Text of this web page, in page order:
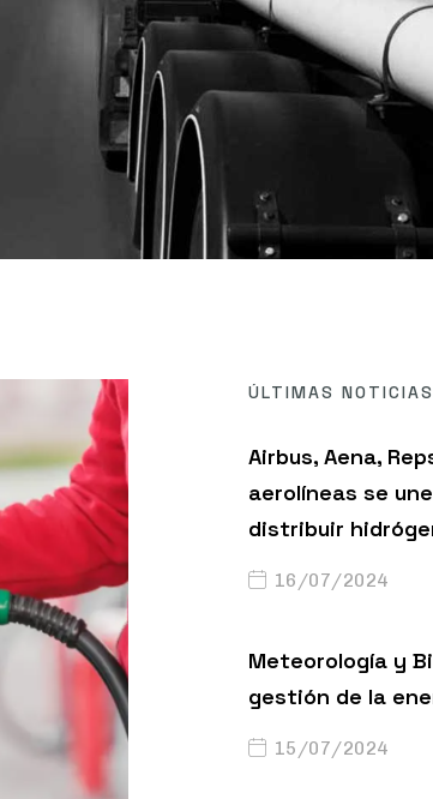
ÚLTIMAS NOTICIAS
Airbus, Aena,
aerolíneas se
distribuir
16/07/2024
Meteorología y
gestión de la
15/07/2024